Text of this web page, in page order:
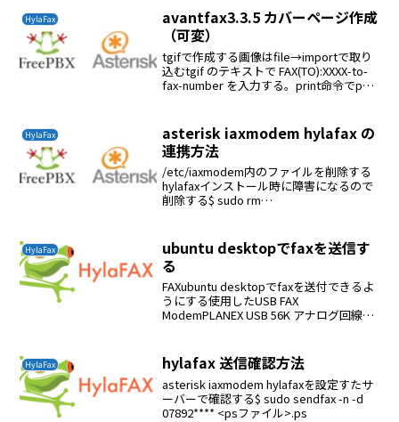
HylaFax
avantfax3.3.5 カバーページ作成
（可変）
tgifで作成する画像はfile→importで取り
込むtgif のテキストで FAX(TO):XXXX-to-
fax-number を入力する。print命令でps
HylaFax
asterisk iaxmodem hylafax の
連携方法
/etc/iaxmodem内のファイルを削除する
hylafaxインストール時に障害になるので
削除する$ sudo rm
号： 150ディ...
HylaFax
ubuntu desktopでfaxを送信す
る
FAXubuntu desktopでfaxを送付できるよ
うにする使用したUSB FAX
ModemPLANEX USB 56K アナログ回線対
HylaFax hylafax 送信確認方法
asterisk iaxmodem hylafaxを設定すたサ
ーバーで確認する$ sudo sendfax -n -d
07892**** <psファイル>.ps